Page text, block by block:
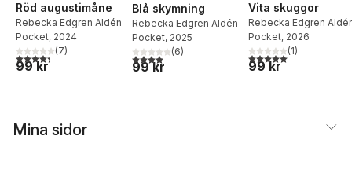
Röd augustimåne
Rebecka Edgren Aldén
Pocket, 2024
4,3utav 5 stjärnor. Totalt antal röster:
(7)
99 kr
Blå skymning
Rebecka Edgren Aldén
Pocket, 2025
4,0utav 5 stjärnor. Totalt antal röster:
(6)
99 kr
Vita skuggor
Rebecka Edgren
Pocket, 2026
5,0utav 5 stjärnor.
(1)
99 kr
Mina sidor